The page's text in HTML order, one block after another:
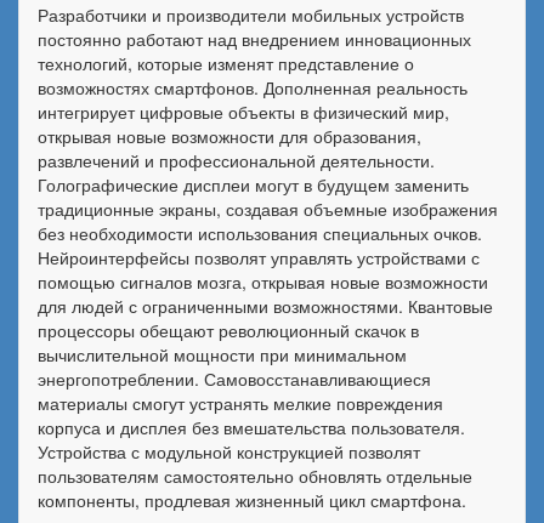
Разработчики и производители мобильных устройств
постоянно работают над внедрением инновационных
технологий, которые изменят представление о
возможностях смартфонов. Дополненная реальность
интегрирует цифровые объекты в физический мир,
открывая новые возможности для образования,
развлечений и профессиональной деятельности.
Голографические дисплеи могут в будущем заменить
традиционные экраны, создавая объемные изображения
без необходимости использования специальных очков.
Нейроинтерфейсы позволят управлять устройствами с
помощью сигналов мозга, открывая новые возможности
для людей с ограниченными возможностями. Квантовые
процессоры обещают революционный скачок в
вычислительной мощности при минимальном
энергопотреблении. Самовосстанавливающиеся
материалы смогут устранять мелкие повреждения
корпуса и дисплея без вмешательства пользователя.
Устройства с модульной конструкцией позволят
пользователям самостоятельно обновлять отдельные
компоненты, продлевая жизненный цикл смартфона.